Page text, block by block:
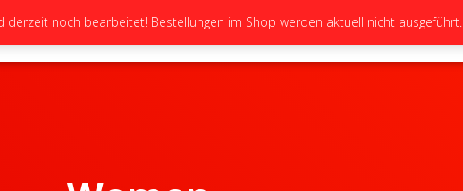
STARTSEITE NEUIGKEITEN GALERIE TEAM TUNING
derzeit noch bearbeitet! Bestellungen im Shop werden aktuell nicht ausgeführt.